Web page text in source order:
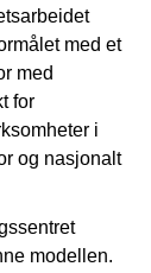
med et
med
for
i
og nasjonalt
modellen.